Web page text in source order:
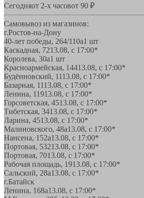
Сегодняот 2-х часовот 90 ₽
Самовывоз из магазинов:
г.Ростов-на-Дону
40-лет победы, 264/110а1 шт
Каскадная, 7213.08, с 17:00*
Королева, 30а1 шт
Красноармейская, 14413.08, с 17:00*
Будённовский, 1113.08, с 17:00*
Базарная, 1113.08, с 17:00*
Ленина, 11913.08, с 17:00*
Горсоветская, 4513.08, с 17:00*
Тибетская, 3413.08, с 17:00*
Ларина, 4513.08, с 17:00*
Малиновского, 48а13.08, с 17:00*
Нансена, 152а13.08, с 17:00*
Портовая, 53213.08, с 17:00*
Портовая, 7013.08, с 17:00*
Рабочая площадь, 1913.08, с 17:00*
Сальский, 28a13.08, с 17:00*
г.Батайск
Ленина, 168а13.08, с 17:00*